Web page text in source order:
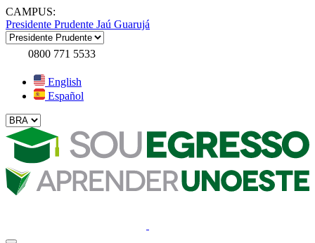
CAMPUS:
Presidente Prudente Jaú Guarujá
0800 771 5533
English
Español